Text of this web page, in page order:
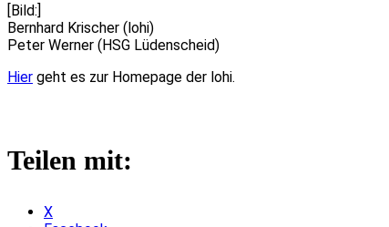
[Bild:]
Bernhard Krischer (lohi)
Peter Werner (HSG Lüdenscheid)
Hier geht es zur Homepage der lohi.
Teilen mit:
X